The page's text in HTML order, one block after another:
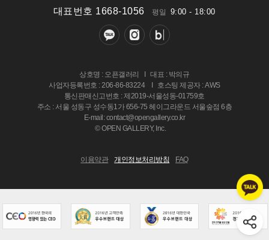
대표번호 1668-1056 평일 9:00 - 18:00
상호명 : 오픈갤러리
대표 : 박의규
사업자등록번호 : 206-86-83224
호스팅 제공자 : AWS
통신판매신고번호 : 제2019-서울성동-01759호
주소 : 서울 성동구 성수동1가 656-75 헤이그라운드 서울숲점 6층
E-mail: contact@opengallery.co.kr
© OPEN GALLERY, Inc.
이용약관 개인정보처리방침 FAQ